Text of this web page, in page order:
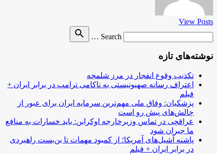
View Posts
Search …
search
نوشته‌های تازه
تکذیب وقوع انفجار در مرز شلمچه
اعتراف رسانه صهیونیستی به ناکامی ترامپ در برابر ایران +
فیلم
پزشکیان: وفاق ملی مهم‌ترین سرمایه ایران برای عبور از
چالش‌های پیش رو است
عراقچی در تماس وزیرخارجه اوکراین: باید خسارات به منافع
ما جبران شود
پاشنه آشیل‌های آمریکا؛ از کمبود مهمات تا بن‌بست راهبردی
در برابر ایران + فیلم